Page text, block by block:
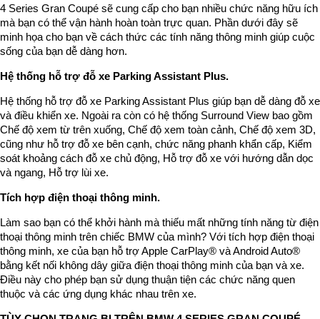
4 Series Gran Coupé sẽ cung cấp cho bạn nhiều chức năng hữu ích
mà bạn có thể vận hành hoàn toàn trực quan. Phần dưới đây sẽ
minh họa cho bạn về cách thức các tính năng thông minh giúp cuộc
sống của bạn dễ dàng hơn.
Hệ thống hỗ trợ đỗ xe Parking Assistant Plus.
Hệ thống hỗ trợ đỗ xe Parking Assistant Plus giúp bạn dễ dàng đỗ xe
và điều khiển xe. Ngoài ra còn có hệ thống Surround View bao gồm
Chế độ xem từ trên xuống, Chế độ xem toàn cảnh, Chế độ xem 3D,
cũng như hỗ trợ đỗ xe bên cạnh, chức năng phanh khẩn cấp, Kiểm
soát khoảng cách đỗ xe chủ động, Hỗ trợ đỗ xe với hướng dẫn dọc
và ngang, Hỗ trợ lùi xe.
Tích hợp điện thoại thông minh.
Làm sao bạn có thể khởi hành mà thiếu mất những tính năng từ điện
thoại thông minh trên chiếc BMW của mình? Với tích hợp điện thoại
thông minh, xe của bạn hỗ trợ Apple CarPlay® và Android Auto®
bằng kết nối không dây giữa điện thoại thông minh của bạn và xe.
Điều này cho phép bạn sử dụng thuận tiện các chức năng quen
thuộc và các ứng dụng khác nhau trên xe.